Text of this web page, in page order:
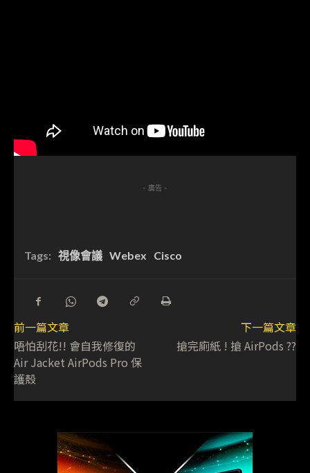
- 廣告 -
Tags: 視像會議 Webex Cisco
前一篇文章
唔怕刮花!! 會自我修復的
Air Jacket AirPods Pro 保
護殼
下一篇文章
搶完廁紙 ! 搶 AirPods ??